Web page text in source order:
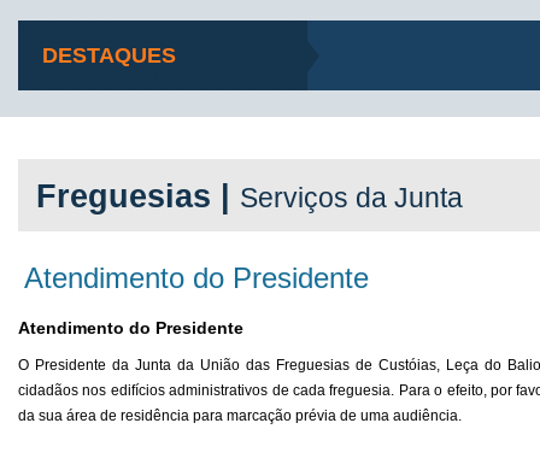
DESTAQUES
Freguesias | Serviços da Junta
Atendimento do Presidente
Atendimento do Presidente
O Presidente da Junta da União das Freguesias de Custóias, Leça do
cidadãos nos edifícios administrativos de cada freguesia
. Para o efeito, por
da sua área de residência para marcação prévia de uma audiência